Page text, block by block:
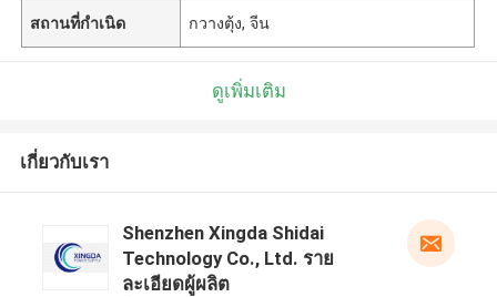
สถานที่กำเนิด กวางตุ้ง, จีน
ดูเพิ่มเติม
เกี่ยวกับเรา
Shenzhen Xingda Shidai
Technology Co., Ltd. ราย
ละเอียดผู้ผลิต